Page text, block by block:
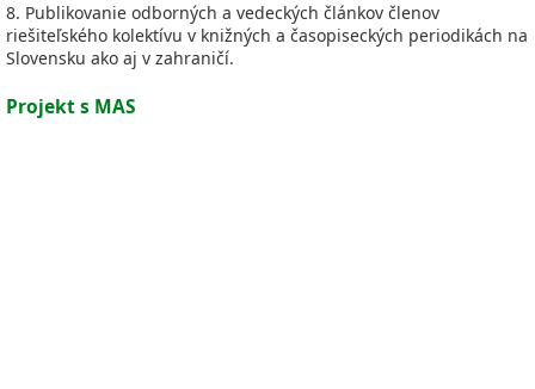
8. Publikovanie odborných a vedeckých článkov členov
riešiteľského kolektívu v knižných a časopiseckých periodikách na
Slovensku ako aj v zahraničí.
Projekt s MAS